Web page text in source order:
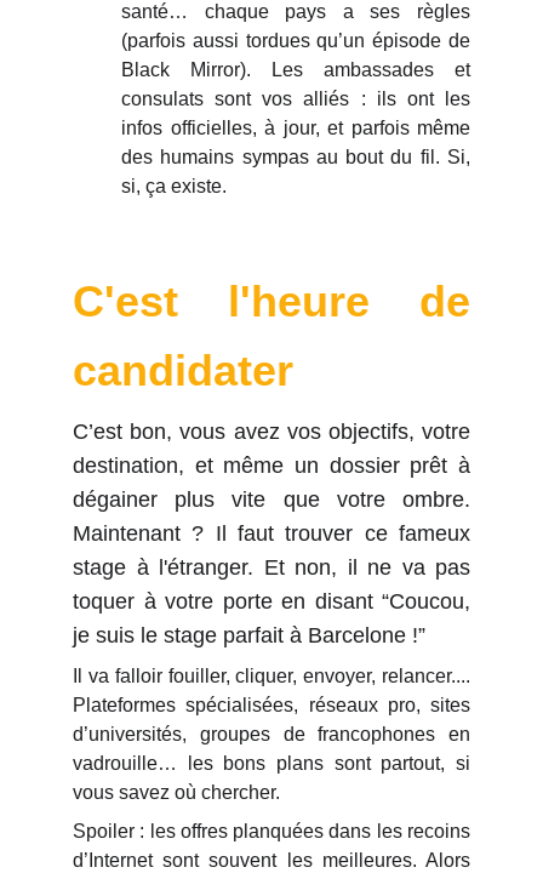
santé… chaque pays a ses règles
(parfois aussi tordues qu’un épisode de
Black Mirror). Les ambassades et
consulats sont vos alliés : ils ont les
infos officielles, à jour, et parfois même
des humains sympas au bout du fil. Si,
si, ça existe.
C'est l'heure de
candidater
C’est bon, vous avez vos objectifs, votre
destination, et même un dossier prêt à
dégainer plus vite que votre ombre.
Maintenant ? Il faut trouver ce fameux
stage à l'étranger. Et non, il ne va pas
toquer à votre porte en disant “Coucou,
je suis le stage parfait à Barcelone !”
Il va falloir fouiller, cliquer, envoyer, relancer....
Plateformes spécialisées, réseaux pro, sites
d’universités, groupes de francophones en
vadrouille… les bons plans sont partout, si
vous savez où chercher.
Spoiler : les offres planquées dans les recoins
d’Internet sont souvent les meilleures. Alors